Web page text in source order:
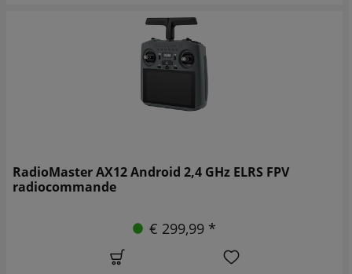
RadioMaster AX12 Android 2,4 GHz ELRS FPV
radiocommande
€ 299,99 *